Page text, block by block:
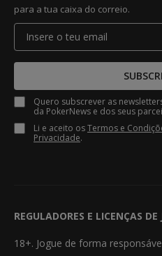
para a tua caixa do correio.
Quero subscrever as
da PokerNews e dos seus
Li e aceito osTermos e
Privacidade.
REGULADORES E LICENÇAS
18+. Jogue de forma